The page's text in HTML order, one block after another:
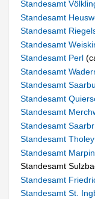
Standesamt
Standesamt
Standesamt
Standesamt
Standesamt Perl
Standesamt
Standesamt
Standesamt
Standesamt
Standesamt
Standesamt
Standesamt
Standesamt
Standesamt
Standesamt St.